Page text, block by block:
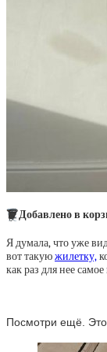
🗑Добавлено в
Я думала, что уже
вот такуюжилетку,
как раз для нее самое
Посмотри ещё.